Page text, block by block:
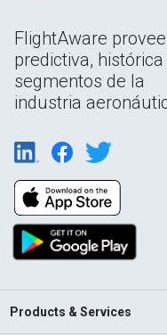
FlightAware
predictiva,
segmentos de la
industria
Products & Services